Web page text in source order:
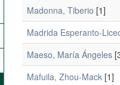
Madonna, Tiberio [1]
Madrida Esperanto-
Maeso, María Ángeles
Mafuila, Zhou-Mack[1]